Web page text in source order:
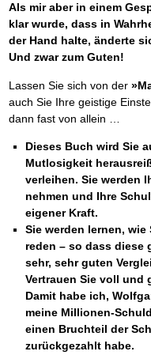
Als mir aber in einem
klar wurde, dass in
der Hand halte, änderte
Und zwar zum Guten!
Lassen Sie sich von der
auch Sie Ihre geistige
dann fast von allein …
Dieses Buch wird Sie
Mutlosigkeit
verleihen. Sie werden
nehmen und Ihre
eigener Kraft.
Sie werden lernen,
reden – so dass diese
sehr, sehr guten
Vertrauen Sie voll und
Damit habe ich,
meine Millionen-
einen Bruchteil der
zurückgezahlt habe.